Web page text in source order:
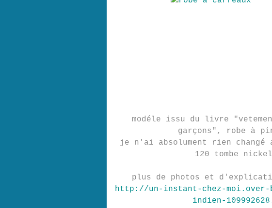
modéle issu du livre
garçons", robe à
je n'ai absolument rien
120 tombe
plus de photos et
http://un-instant-chez-
indien-